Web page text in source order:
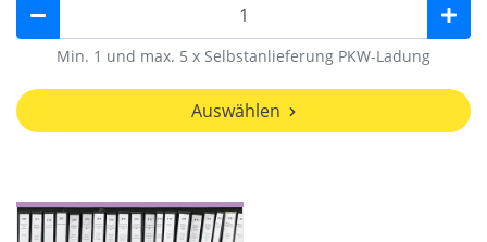
Min. 1 und max. 5 x Selbstanlieferung PKW-Ladung
Auswählen